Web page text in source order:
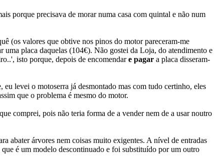
porque precisava de morar numa casa com quintal e não num
(os valores que obtive nos pinos do motor pareceram-me
uma placa daquelas (104€). Não gostei da Loja, do atendimento e
isto porque, depois de encomendare pagar a placa disseram-
levei o motoserra já desmontado mas com tudo certinho, eles
que o problema é mesmo do motor.
comprei, pois não teria forma de a vender nem de a usar noutro
abater árvores nem coisas muito exigentes. A nível de entradas
é um modelo descontinuado e foi substituído por um outro